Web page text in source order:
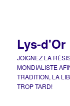
Lys-d'Or
JOIGNEZ LA
MONDIALISTE
TRADITION, LA
TROP TARD!